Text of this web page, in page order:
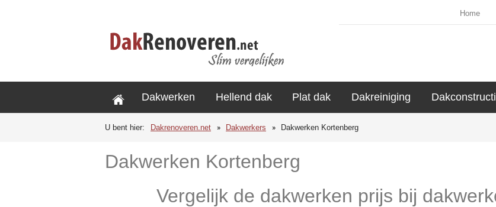
Home
Dakwerken Hellend dak Plat dak Dakreiniging
U bent hier: Dakrenoveren.net Dakwerkers Dakwerken Kortenberg
Dakwerken Kortenberg
Vergelijk de dakwerken prijs bij